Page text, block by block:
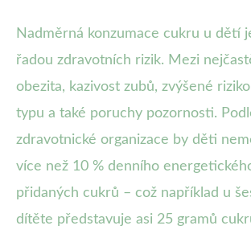
Nadměrná konzumace cukru u dětí
řadou zdravotních rizik. Mezi
obezita, kazivost zubů, zvýšené
typu a také poruchy pozornosti.
zdravotnické organizace by děti
více než 10 % denního
přidaných cukrů – což například u
dítěte představuje asi 25 gramů